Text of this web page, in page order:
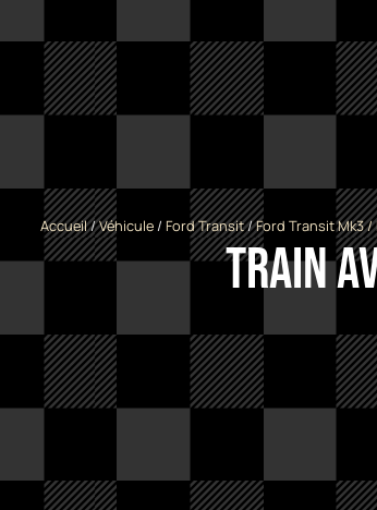
Accueil/Véhicule/ Ford Transit/Ford Transit Mk3
Train